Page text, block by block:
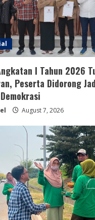
I Tahun 2026
Peserta Didorong
August 7, 2026